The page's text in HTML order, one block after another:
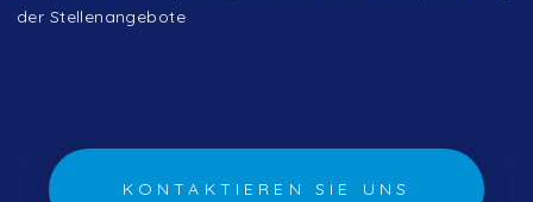
der Stellenangebote
KONTAKTIEREN SIE UNS